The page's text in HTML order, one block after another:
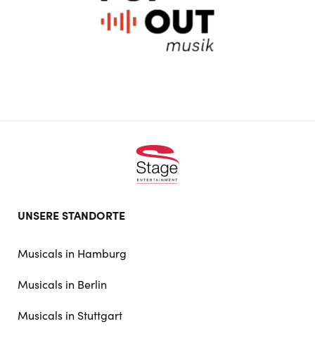
UNSERE STANDORTE
Musicals in Hamburg
Musicals in Berlin
Musicals in Stuttgart